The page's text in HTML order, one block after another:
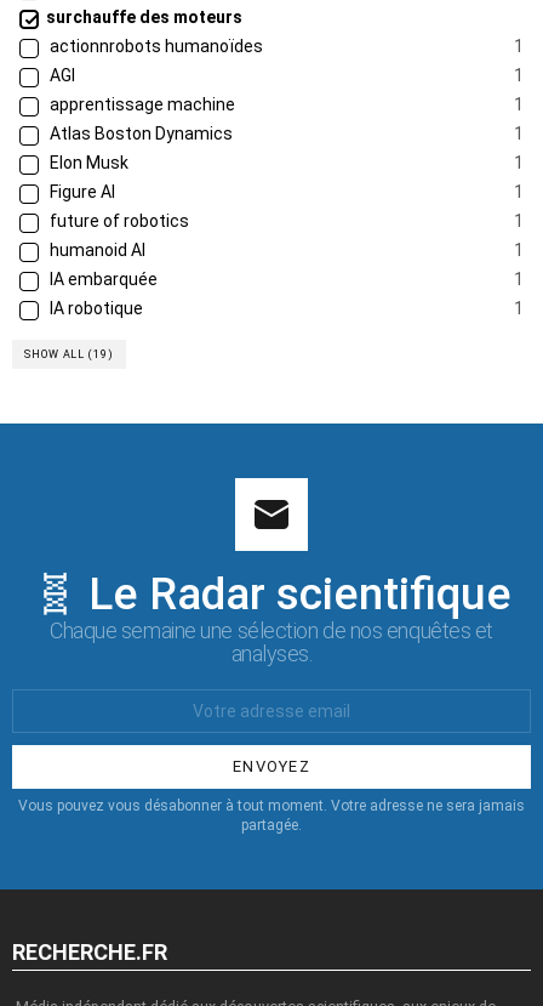
surchauffe des moteurs
actionnrobots humanoïdes
1
AGI
1
apprentissage machine
1
Atlas Boston Dynamics
1
Elon Musk
1
Figure AI
1
future of robotics
1
humanoid AI
1
IA embarquée
1
IA robotique
1
SHOW ALL (19)
🧬 Le Radar scientifique
Chaque semaine une sélection de nos enquêtes et
analyses.
:
Vous pouvez vous désabonner à tout moment. Votre adresse ne sera jamais
partagée.
RECHERCHE.FR